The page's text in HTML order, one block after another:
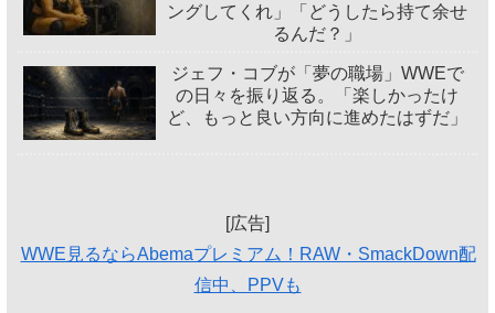
ングしてくれ」「どうしたら持て余せ
るんだ？」
ジェフ・コブが「夢の職場」WWEで
の日々を振り返る。「楽しかったけ
ど、もっと良い方向に進めたはずだ」
[広告]
WWE見るならAbemaプレミアム！RAW・SmackDown配
信中、PPVも